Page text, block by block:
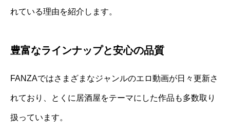
れている理由を紹介します。
豊富なラインナップと安心の品質
FANZAではさまざまなジャンルのエロ動画が日々更新さ
れており、とくに居酒屋をテーマにした作品も多数取り
扱っています。